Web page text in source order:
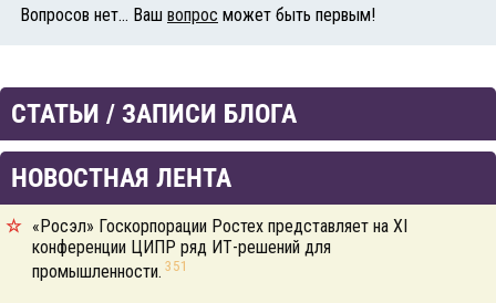
Вопросов нет... Ваш вопрос может быть первым!
СТАТЬИ / ЗАПИСИ БЛОГА
НОВОСТНАЯ ЛЕНТА
«Росэл» Госкорпорации Ростех представляет на XI
конференции ЦИПР ряд ИТ-решений для
промышленности. 351